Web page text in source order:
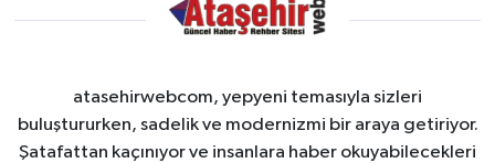
atasehirwebcom, yepyeni temasıyla sizleri
buluştururken, sadelik ve modernizmi bir araya getiriyor.
Şatafattan kaçınıyor ve insanlara haber okuyabilecekleri